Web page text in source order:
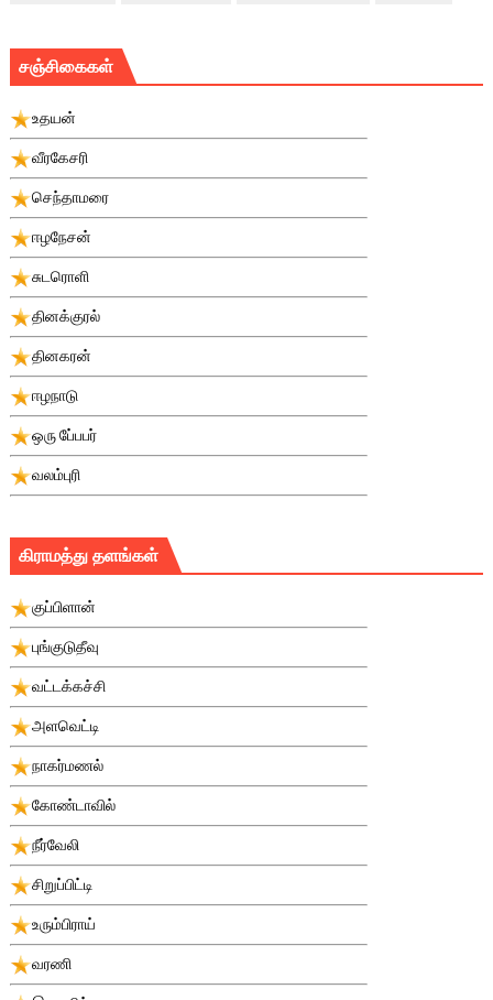
சஞ்சிகைகள்
உதயன்
வீரகேசரி
செந்தாமரை
ஈழநேசன்
சுடரொளி
தினக்குரல்
தினகரன்
ஈழநாடு
ஒரு பே்பபர்
வலம்புரி
கிராமத்து தளங்கள்
குப்பிளான்
புங்குடுதீவு
வட்டக்கச்சி
அளவெட்டி
நாகர்மணல்
கோண்டாவில்
நீர்வேலி
சிறுப்பிட்டி
உரும்பிராய்
வரணி